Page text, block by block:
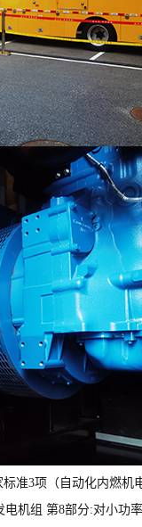
准3项（自动化内燃
机组 第8部分:对小功